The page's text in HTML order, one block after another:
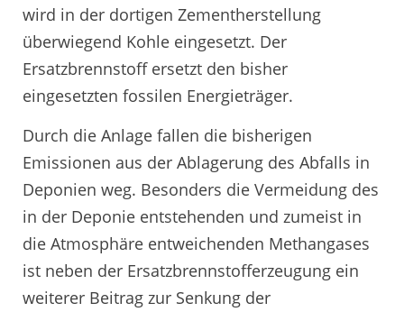
wird in der dortigen Zementherstellung
überwiegend Kohle eingesetzt. Der
Ersatzbrennstoff ersetzt den bisher
eingesetzten fossilen Energieträger.
Durch die Anlage fallen die bisherigen
Emissionen aus der Ablagerung des Abfalls in
Deponien weg. Besonders die Vermeidung des
in der Deponie entstehenden und zumeist in
die Atmosphäre entweichenden Methangases
ist neben der Ersatzbrennstofferzeugung ein
weiterer Beitrag zur Senkung der